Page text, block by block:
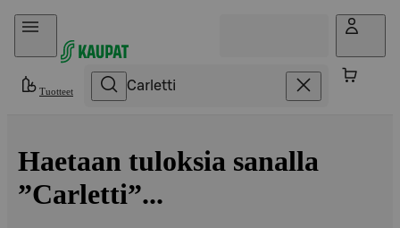
Hyppää sisältöön
Tuotteet
Haetaan tuloksia sanalla
”Carletti”...